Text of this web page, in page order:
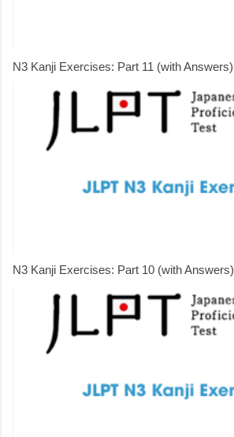
N3 Kanji Exercises: Part 11 (with Answers)
N3 Kanji Exercises: Part 10 (with Answers)